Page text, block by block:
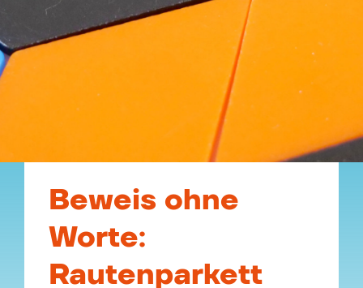
Beweis ohne
Worte:
Rautenparkett